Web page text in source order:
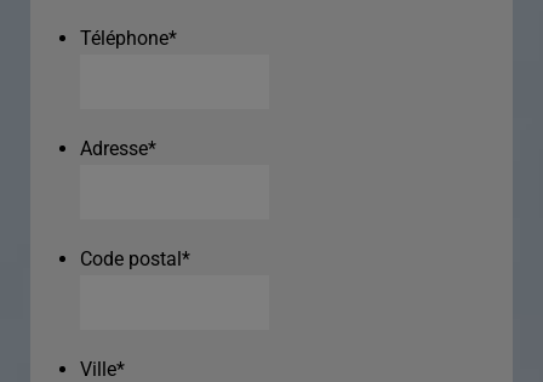
Téléphone*
Adresse*
Code postal*
Ville*